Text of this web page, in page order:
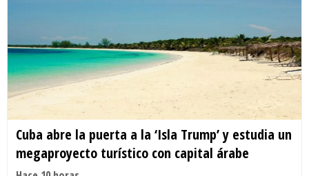
Cuba abre la puerta a la ‘Isla Trump’ y estudia un
megaproyecto turístico con capital árabe